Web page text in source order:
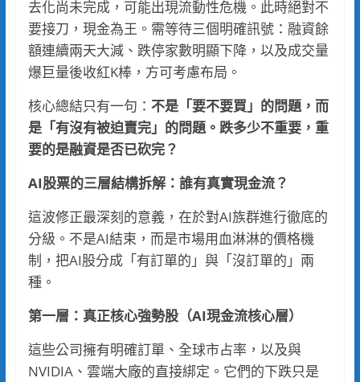
去化尚未完成，可能出現流動性危機。此時絕對不
要接刀，現金為王。需等待三個明確訊號：融資餘
額連續兩天大減、跌停家數明顯下降，以及成交量
爆巨量後收紅K棒，方可考慮布局。
核心總結只有一句： 不是「要不要買」的問題，而
是「有沒有被迫賣完」的問題。跌多少不重要，重
要的是融資是否已砍完？
AI股票的三層結構拆解：誰有真實現金流？
這波修正最深刻的意義，在於對AI族群進行徹底的
分級。不是AI結束，而是市場用血淋淋的價格機
制，把AI股分成「有訂單的」與「沒訂單的」兩
種。
第一層：真正核心強勢股（AI現金流核心層）
這些公司擁有明確訂單、全球市占率，以及與
NVIDIA、雲端大廠的直接綁定。它們的下跌只是